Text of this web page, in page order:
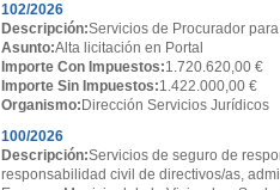
102/2026
Descripción:Servicios de Procurador
Asunto:Alta licitación en Portal
Importe Con Impuestos:1.720.620,00 €
Importe Sin Impuestos:1.422.000,00 €
Organismo: Dirección Servicios Jurídicos
100/2026
Descripción:Servicios de seguro de
responsabilidad civil de directivos/as,